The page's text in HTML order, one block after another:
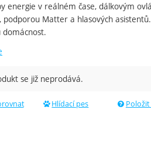
energie v reálném čase, dálkovým
podporou Matter a hlasových
se již neprodává.
Hlídací pes